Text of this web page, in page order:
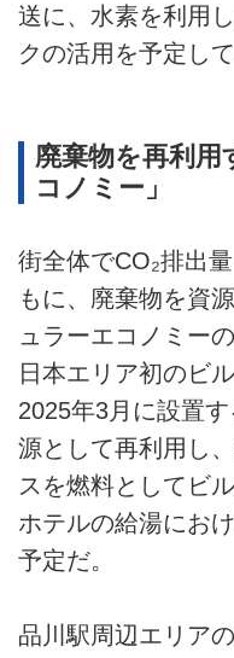
送に、水素を利用
クの活用を予定して
廃棄物を再利
コノミー」
街全体でCO₂排出
もに、廃棄物を資
ュラーエコノミー
日本エリア初のビ
2025年3月に設置
源として再利用し
スを燃料としてビ
ホテルの給湯にお
予定だ。
品川駅周辺エリア